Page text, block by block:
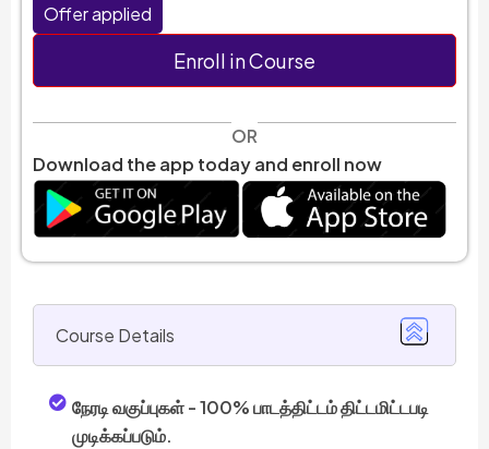
Offer applied
Enroll in Course
OR
Download the app today and enroll now
Course Details
நேரடி வகுப்புகள் - 100% பாடத்திட்டம் திட்டமிட்டபடி
முடிக்கப்படும்.